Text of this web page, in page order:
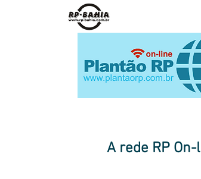
A rede RP